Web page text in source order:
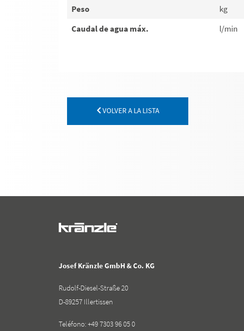
Peso
kg
Caudal de agua máx.
l/min
VOLVER A LA LISTA
Josef Kränzle GmbH & Co. KG
Rudolf-Diesel-Straße 20
D-89257 Illertissen
Teléfono:+49 7303 96 05 0